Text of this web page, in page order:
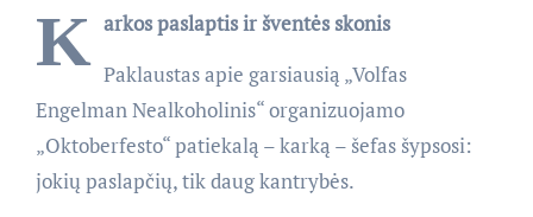
K arkos paslaptis ir šventės skonis
Paklaustas apie garsiausią „Volfas
Engelman Nealkoholinis“ organizuojamo
„Oktoberfesto“ patiekalą – karką – šefas šypsosi:
jokių paslapčių, tik daug kantrybės.